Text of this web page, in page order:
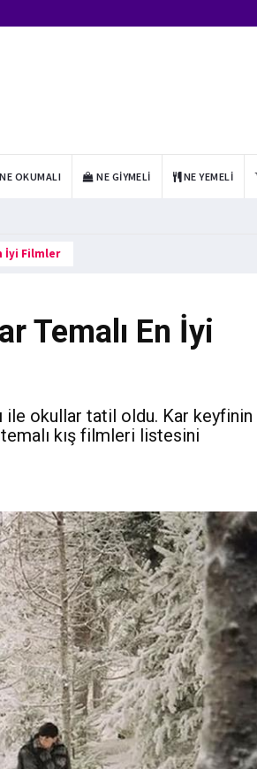
NE OKUMALI NE GIYMELI NE YEMELI
İyi Filmler
Temalı En İyi
ile okullar tatil oldu. Kar keyfinin
kış filmleri listesini